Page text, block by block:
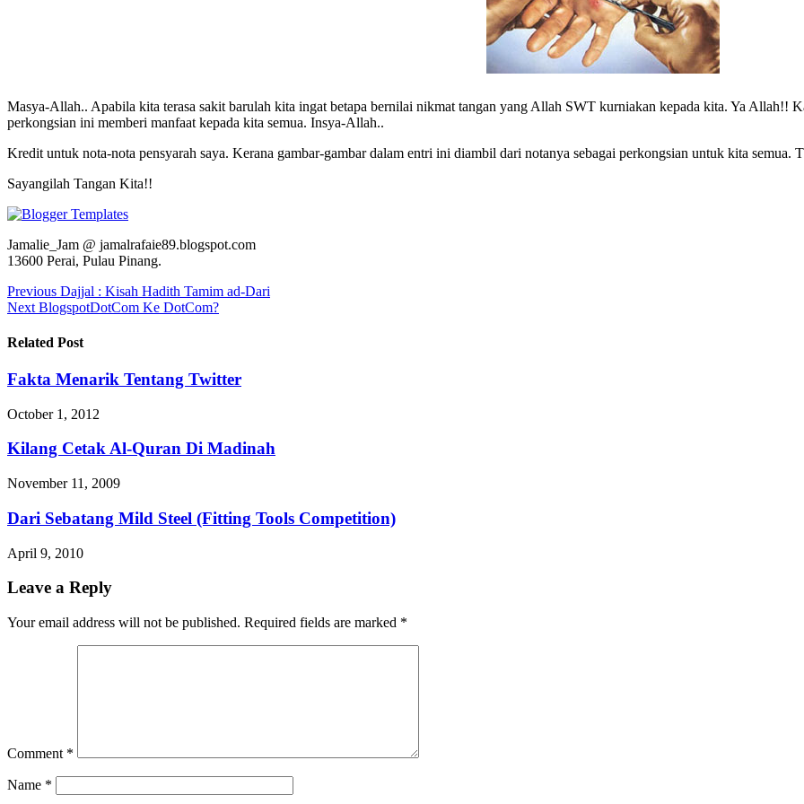
Masya-Allah.. Apabila kita terasa sakit barulah kita ingat betapa bernilai nikmat tangan yang Allah SWT kurniakan kepada kita. Ya Allah!!
perkongsian ini memberi manfaat kepada kita semua. Insya-Allah..
Kredit untuk nota-nota pensyarah saya. Kerana gambar-gambar dalam entri ini diambil dari notanya sebagai perkongsian untuk kita semua.
Sayangilah Tangan Kita!!
Jamalie_Jam @ jamalrafaie89.blogspot.com
13600 Perai, Pulau Pinang.
Post
navigation
Previous Dajjal : Kisah Hadith Tamim ad-Dari
Next BlogspotDotCom Ke DotCom?
Related Post
Fakta Menarik Tentang Twitter
October 1, 2012
Kilang Cetak Al-Quran Di Madinah
November 11, 2009
Dari Sebatang Mild Steel (Fitting Tools Competition)
April 9, 2010
Leave a Reply
Your email address will not be published. Required fields are marked *
Comment *
Name *